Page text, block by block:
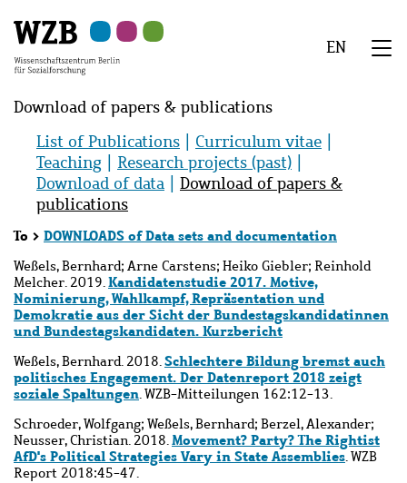
Hauptinhalt
springen
Navigation
springen
Suche
springen
Sekundärnavigation
springen
Fußzeile
springen
EN
Menü
Download of papers & publications
List of Publications
Curriculum vitae
Teaching
Research projects (past)
Download of data
Download of papers &
publications
To > DOWNLOADS of Data sets and documentation
Weßels, Bernhard; Arne Carstens; Heiko Giebler; Reinhold
Melcher. 2019.Kandidatenstudie 2017. Motive,
Nominierung, Wahlkampf, Repräsentation und
Demokratie aus der Sicht der Bundestagskandidatinnen
und Bundestagskandidaten. Kurzbericht
Weßels, Bernhard. 2018.Schlechtere Bildung bremst auch
politisches Engagement. Der Datenreport 2018 zeigt
soziale Spaltungen. WZB-Mitteilungen 162:12-13.
Schroeder, Wolfgang; Weßels, Bernhard; Berzel, Alexander;
Neusser, Christian. 2018.Movement? Party? The Rightist
AfD's Political Strategies Vary in State Assemblies. WZB
Report 2018:45-47.